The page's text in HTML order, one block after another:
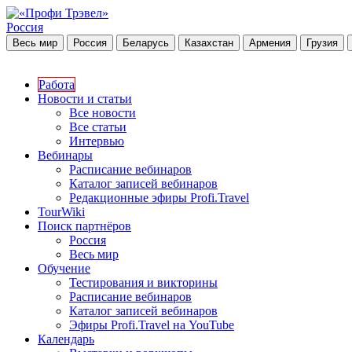
Россия
Весь мир Россия Беларусь Казахстан Армения Грузия
Работа
Новости и статьи
Все новости
Все статьи
Интервью
Вебинары
Расписание вебинаров
Каталог записей вебинаров
Редакционные эфиры Profi.Travel
TourWiki
Поиск партнёров
Россия
Весь мир
Обучение
Тестирования и викторины
Расписание вебинаров
Каталог записей вебинаров
Эфиры Profi.Travel на YouTube
Календарь